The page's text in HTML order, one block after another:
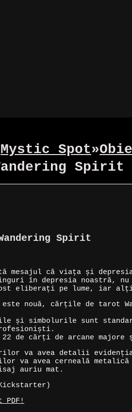
Mystic Spot»
Spirit
Spirit
lei
lei
mesajul că viața și
în depresia noastră,
eliberați pe lume, iar
nouă, cărțile de tarot
și simbolurile sunt
22 de cărți de arcane
va avea detalii
va avea cerneală
auriu mat.